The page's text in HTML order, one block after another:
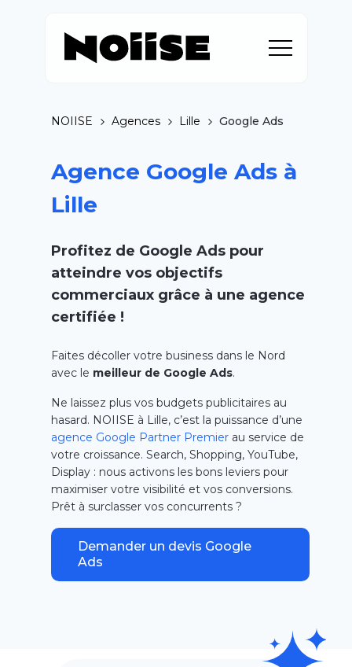
NOIISE Agences Lille Google Ads
Agence Google Ads à
Lille
Profitez de Google Adspour
atteindre vos objectifs
commerciaux grâce à une agence
certifiée !
Faites décoller votre business dans le Nord
avec le meilleur de Google Ads.
Ne laissez plus vos budgets publicitaires au
hasard. NOIISE à Lille, c’est la puissance d’une
agence Google Partner Premierau service de
votre croissance. Search, Shopping, YouTube,
Display : nous activons les bons leviers pour
maximiser votre visibilité et vos conversions.
Prêt à surclasser vos concurrents ?
Demander un devis Google
Ads